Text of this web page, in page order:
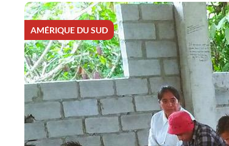
AMÉRIQUE DU SUD